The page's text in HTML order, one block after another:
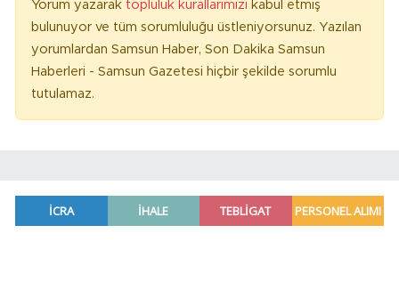
Yorum yazarak topluluk kurallarımızı kabul etmiş
bulunuyor ve tüm sorumluluğu üstleniyorsunuz. Yazılan
yorumlardan Samsun Haber, Son Dakika Samsun
Haberleri - Samsun Gazetesi hiçbir şekilde sorumlu
tutulamaz.